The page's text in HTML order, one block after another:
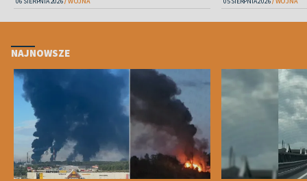
NAJNOWSZE